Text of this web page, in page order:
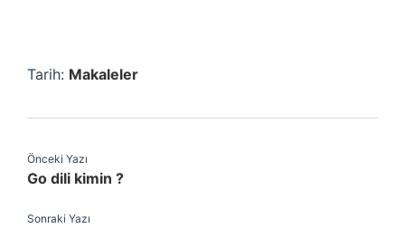
Tarih: Makaleler
Önceki Yazı
Go dili kimin ?
Sonraki Yazı